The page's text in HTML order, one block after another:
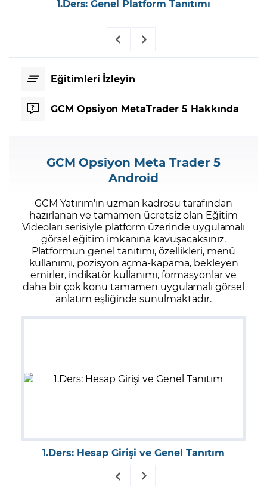
1.Ders: Genel Platform Tanıtımı
Eğitimleri İzleyin
GCM Opsiyon MetaTrader 5 Hakkında
GCM Opsiyon Meta Trader 5
Android
GCM Yatırım'ın uzman kadrosu tarafından
hazırlanan ve tamamen ücretsiz olan Eğitim
Videoları serisiyle platform üzerinde uygulamalı
görsel eğitim imkanına kavuşacaksınız.
Platformun genel tanıtımı, özellikleri, menü
kullanımı, pozisyon açma-kapama, bekleyen
emirler, indikatör kullanımı, formasyonlar ve
daha bir çok konu tamamen uygulamalı görsel
anlatım eşliğinde sunulmaktadır.
1.Ders: Hesap Girişi ve Genel Tanıtım